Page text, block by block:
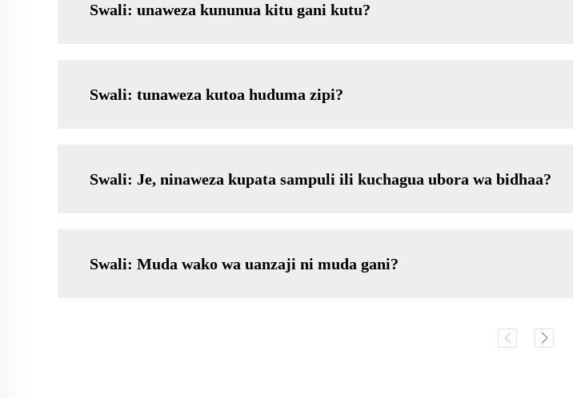
Swali: unaweza kununua kitu gani kutu?
Swali: tunaweza kutoa huduma zipi?
Swali: Je, ninaweza kupata sampuli ili kuchagua ubora wa bidhaa?
Swali: Muda wako wa uanzaji ni muda gani?